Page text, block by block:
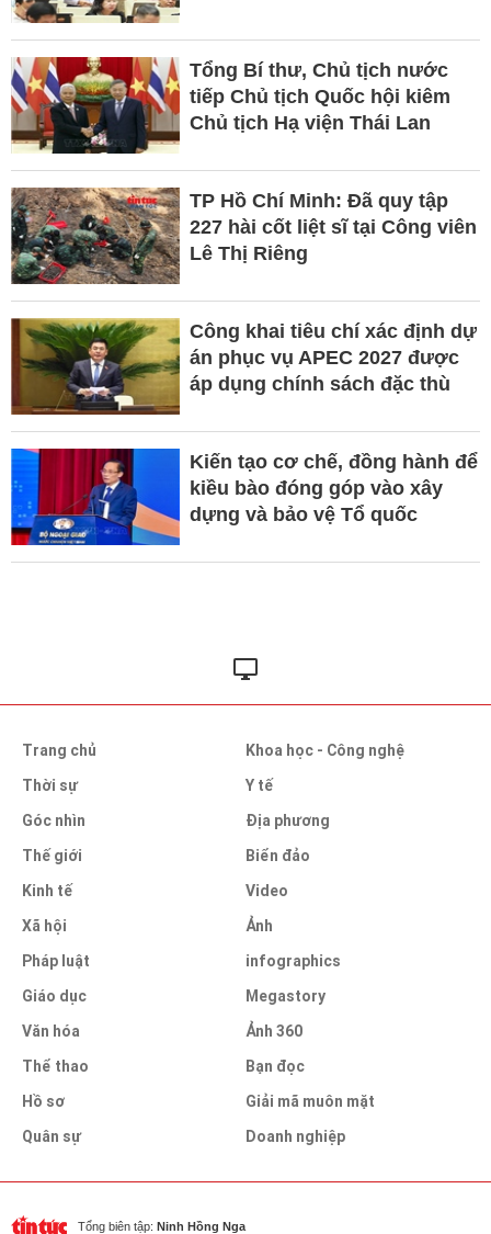
Tổng Bí thư, Chủ tịch nước
tiếp Chủ tịch Quốc hội kiêm
Chủ tịch Hạ viện Thái Lan
TP Hồ Chí Minh: Đã quy tập
227 hài cốt liệt sĩ tại Công viên
Lê Thị Riêng
Công khai tiêu chí xác định dự
án phục vụ APEC 2027 được
áp dụng chính sách đặc thù
Kiến tạo cơ chế, đồng hành để
kiều bào đóng góp vào xây
dựng và bảo vệ Tổ quốc
Trang chủ
Thời sự
Góc nhìn
Thế giới
Kinh tế
Xã hội
Pháp luật
Giáo dục
Văn hóa
Thể thao
Hồ sơ
Quân sự
Khoa học - Công nghệ
Y tế
Địa phương
Biển đảo
Video
Ảnh
infographics
Megastory
Ảnh 360
Bạn đọc
Giải mã muôn mặt
Doanh nghiệp
Tổng biên tập: Ninh Hồng Nga